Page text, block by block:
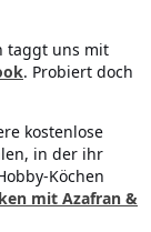
taggt uns mit
. Probiert doch
kostenlose
in der ihr
Köchen
mit Azafran &